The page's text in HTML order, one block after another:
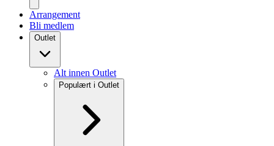
Arrangement
Bli medlem
Outlet
Alt innen Outlet
Populært i Outlet